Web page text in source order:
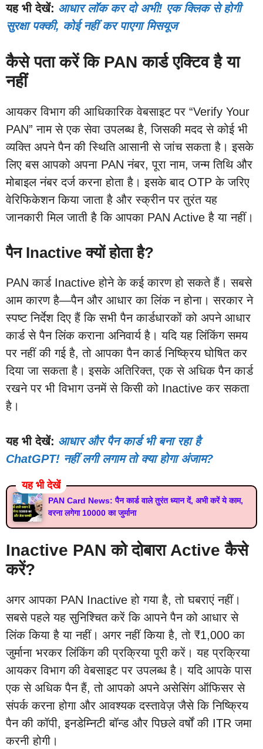
यह भी देखें: आधार लॉक कर दो अभी! एक क्लिक से होगी
सुरक्षा पक्की, कोई नहीं कर पाएगा मिसयूज
कैसे पता करें कि PAN कार्ड एक्टिव है या
नहीं
आयकर विभाग की आधिकारिक वेबसाइट पर “Verify Your
PAN” नाम से एक सेवा उपलब्ध है, जिसकी मदद से कोई भी
व्यक्ति अपने पैन की स्थिति आसानी से जांच सकता है। इसके
लिए बस आपको अपना PAN नंबर, पूरा नाम, जन्म तिथि और
मोबाइल नंबर दर्ज करना होता है। इसके बाद OTP के जरिए
वेरिफिकेशन किया जाता है और स्क्रीन पर तुरंत यह
जानकारी मिल जाती है कि आपका PAN Active है या नहीं।
पैन Inactive क्यों होता है?
PAN कार्ड Inactive होने के कई कारण हो सकते हैं। सबसे
आम कारण है—पैन और आधार का लिंक न होना। सरकार ने
स्पष्ट निर्देश दिए हैं कि सभी पैन कार्डधारकों को अपने आधार
कार्ड से पैन लिंक कराना अनिवार्य है। यदि यह लिंकिंग समय
पर नहीं की गई है, तो आपका पैन कार्ड निष्क्रिय घोषित कर
दिया जा सकता है। इसके अतिरिक्त, एक से अधिक पैन कार्ड
रखने पर भी विभाग उनमें से किसी को Inactive कर सकता
है।
यह भी देखें: आधार और पैन कार्ड भी बना रहा है
ChatGPT! नहीं लगी लगाम तो क्या होगा अंजाम?
यह भी देखें
PAN Card News: पैन कार्ड वाले तुरंत ध्यान दें, अभी करें ये काम,
वरना लगेगा 10000 का जुर्माना
Inactive PAN को दोबारा Active कैसे
करें?
अगर आपका PAN Inactive हो गया है, तो घबराएं नहीं।
सबसे पहले यह सुनिश्चित करें कि आपने पैन को आधार से
लिंक किया है या नहीं। अगर नहीं किया है, तो ₹1,000 का
जुर्माना भरकर लिंकिंग की प्रक्रिया पूरी करें। यह प्रक्रिया
आयकर विभाग की वेबसाइट पर उपलब्ध है। यदि आपके पास
एक से अधिक पैन हैं, तो आपको अपने असेसिंग ऑफिसर से
संपर्क करना होगा और आवश्यक दस्तावेज़ जैसे कि निष्क्रिय
पैन की कॉपी, इनडेम्निटी बॉन्ड और पिछले वर्षों की ITR जमा
करनी होगी।